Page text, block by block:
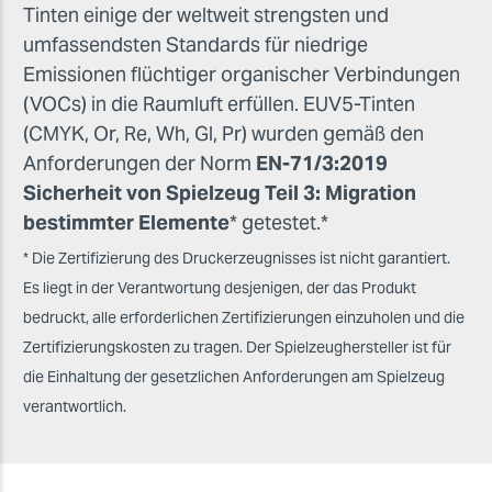
Tinten einige der weltweit strengsten und
umfassendsten Standards für niedrige
Emissionen flüchtiger organischer Verbindungen
(VOCs) in die Raumluft erfüllen. EUV5-Tinten
(CMYK, Or, Re, Wh, Gl, Pr) wurden gemäß den
Anforderungen der Norm EN-71/3:2019
Sicherheit von Spielzeug Teil 3: Migration
bestimmter Elemente* getestet.*
* Die Zertifizierung des Druckerzeugnisses ist nicht garantiert.
Es liegt in der Verantwortung desjenigen, der das Produkt
bedruckt, alle erforderlichen Zertifizierungen einzuholen und die
Zertifizierungskosten zu tragen. Der Spielzeughersteller ist für
die Einhaltung der gesetzlichen Anforderungen am Spielzeug
verantwortlich.